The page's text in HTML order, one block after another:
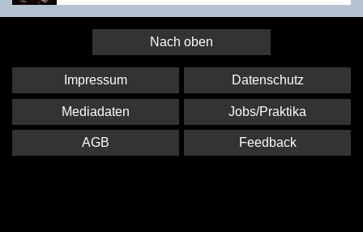
Nach oben
Impressum Datenschutz
Mediadaten Jobs/Praktika
AGB Feedback